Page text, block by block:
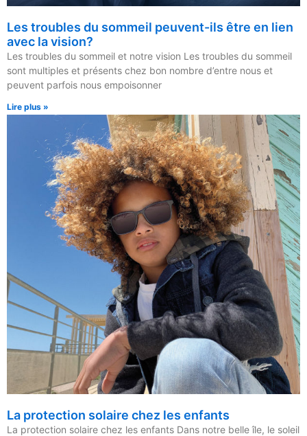
Les troubles du sommeil peuvent-ils être en lien
avec la vision?
Les troubles du sommeil et notre vision Les troubles du sommeil
sont multiples et présents chez bon nombre d’entre nous et
peuvent parfois nous empoisonner
Lire plus »
La protection solaire chez les enfants
La protection solaire chez les enfants Dans notre belle île, le soleil